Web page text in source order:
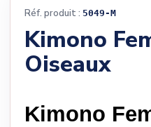
Réf. produit : 5049-M
Kimono
Oiseaux
Kimono